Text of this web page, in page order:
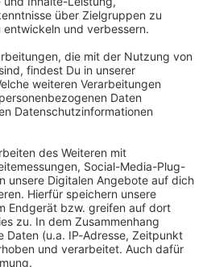
Hotline
dpa-infocom, dpa:260603-930-166909/1